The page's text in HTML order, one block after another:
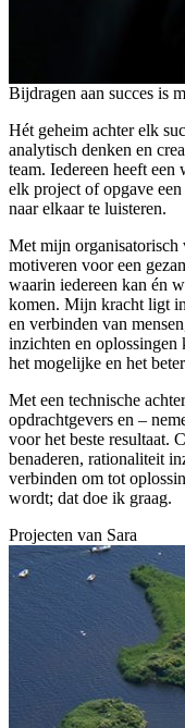
Bijdragen aan succes is
Hét geheim achter elk
analytisch denken en
team. Iedereen heeft
elk project of opgave
naar elkaar te luisteren.
Met mijn organisatorisch
motiveren voor een
waarin iedereen kan én
komen. Mijn kracht ligt
en verbinden van
inzichten en oplossingen
het mogelijke en het
Met een technische
opdrachtgevers en –
voor het beste resultaat.
benaderen, rationaliteit
verbinden om tot
wordt; dat doe ik graag.
Projecten van Sara